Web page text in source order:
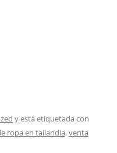
y está etiquetada con
ropa en tailandia,venta